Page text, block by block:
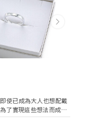
Next
使已成為大人也想配戴
了實現這些想法而成立
求細節的大人版動漫角